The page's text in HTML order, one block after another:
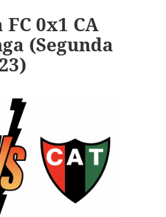
0x1 CA
(Segunda